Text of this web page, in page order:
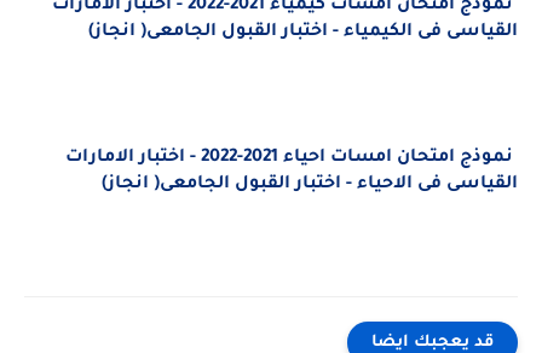
نموذج امتحان امسات كيمياء 2021-2022 - اختبار الامارات
فى الكيمياء - اختبار القبول الجامعى( انجاز)
نموذج امتحان امسات احياء 2021-2022 - اختبار الامارات
فى الاحياء - اختبار القبول الجامعى( انجاز)
قد يعجبك ايضا